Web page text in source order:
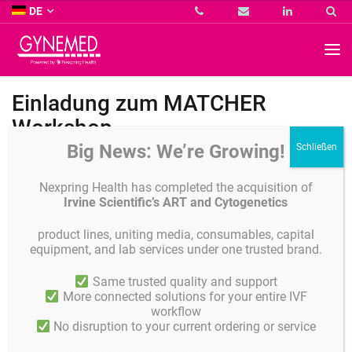
KG
DE
KG
-
Einladung zum MATCHER
Workshop
Liebe Gynemed-Kundinnen und Kunden,
anlässlich des Praxisseminars der AGRBM in Münster vom
21.-23.04.2023 möchten wir Sie einladen, dasIMT Matcher
Big News: We’re Growing!
Nexpring Health has completed the acquisition of
Irvine Scientific’s ART and Cytogenetics
product lines, uniting media, consumables, capital
equipment, and lab services under one trusted brand.
Same trusted quality and support
More connected solutions for your entire IVF
workflow
No disruption to your current ordering or service